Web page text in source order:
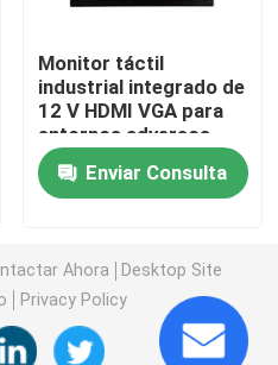
Monitor táctil
industrial integrado de
12 V HDMI VGA para
entornos adversos
Certificado CE
Enviar Consulta
Ahora
Desktop Site
Privacy Policy